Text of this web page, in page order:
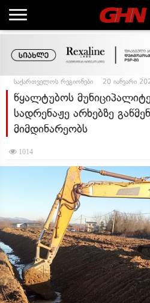
საქართველოს რეგიონები 20 იანვარი
წყალტუბოს
სადრენაჟე არხებზე
მიმდინარეობს
1014